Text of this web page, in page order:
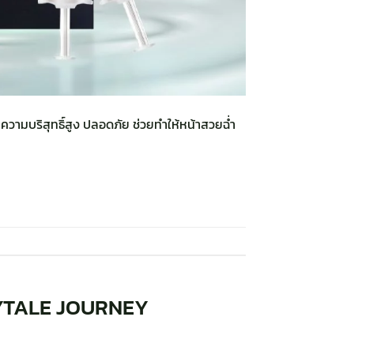
ามบริสุทธิ์สูง ปลอดภัย ช่วยทำให้หน้าสวยฉ่ำ
JOURNEY